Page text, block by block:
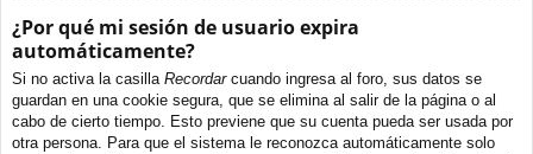
¿Por qué mi sesión de usuario expira
automáticamente?
Si no activa la casilla Recordarcuando ingresa al foro, sus datos se
guardan en una cookie segura, que se elimina al salir de la página o al
cabo de cierto tiempo. Esto previene que su cuenta pueda ser usada por
otra persona. Para que el sistema le reconozca automáticamente solo